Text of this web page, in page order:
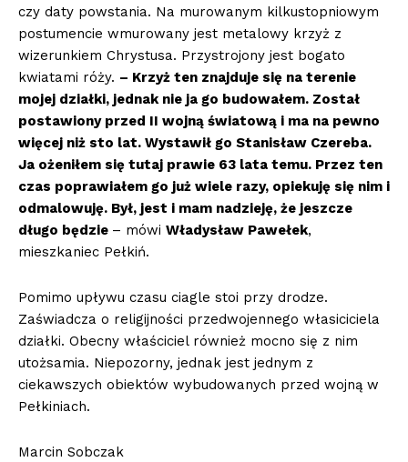
czy daty powstania. Na murowanym kilkustopniowym
postumencie wmurowany jest metalowy krzyż z
wizerunkiem Chrystusa. Przystrojony jest bogato
kwiatami róży. – Krzyż ten znajduje się na terenie
mojej działki, jednak nie ja go budowałem. Został
postawiony przed II wojną światową i ma na pewno
więcej niż sto lat. Wystawił go Stanisław Czereba.
Ja ożeniłem się tutaj prawie 63 lata temu. Przez ten
czas poprawiałem go już wiele razy, opiekuję się nim i
odmalowuję. Był, jest i mam nadzieję, że jeszcze
długo będzie – mówi Władysław Pawełek,
mieszkaniec Pełkiń.
Pomimo upływu czasu ciagle stoi przy drodze.
Zaświadcza o religijności przedwojennego własiciciela
działki. Obecny właściciel również mocno się z nim
utożsamia. Niepozorny, jednak jest jednym z
ciekawszych obiektów wybudowanych przed wojną w
Pełkiniach.
Marcin Sobczak